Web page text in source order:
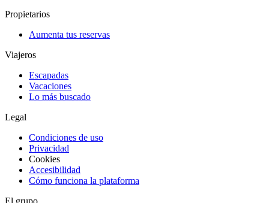
Propietarios
Aumenta tus reservas
Viajeros
Escapadas
Vacaciones
Lo más buscado
Legal
Condiciones de uso
Privacidad
Cookies
Accesibilidad
Cómo funciona la plataforma
El grupo